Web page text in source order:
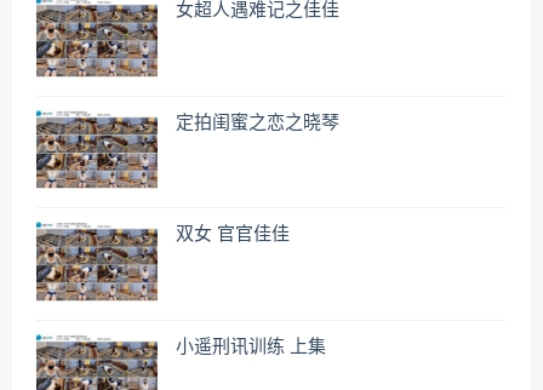
女超人遇难记之佳佳
定拍闺蜜之恋之晓琴
双女 官官佳佳
小遥刑讯训练 上集